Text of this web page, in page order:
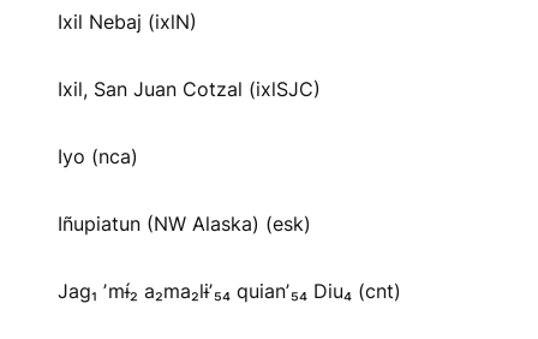
Ixil Nebaj (ixlN)
Ixil, San Juan Cotzal (ixlSJC)
Iyo (nca)
Iñupiatun (NW Alaska) (esk)
Jag₁ ʼmɨ́₂ a₂ma₂lɨʼ₅₄ quianʼ₅₄ Diu₄ (cnt)